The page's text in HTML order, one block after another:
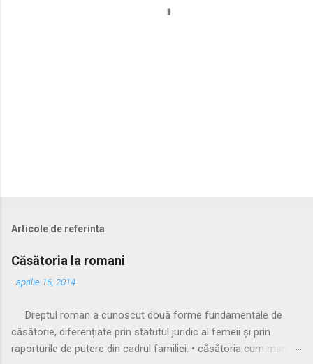
Articole de referinta
Căsătoria la romani
-aprilie 16, 2014
Dreptul roman a cunoscut două forme fundamentale de
căsătorie, diferențiate prin statutul juridic al femeii și prin
raporturile de putere din cadrul familiei: • căsătoria cum manus